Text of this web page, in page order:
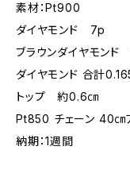
素材：Pt900
ダイヤモンド 7p
ブラウンダイヤモン
ダイヤモンド 合計
トップ 約0.6㎝
Pt850 チェーン 40㎝
納期：1週間